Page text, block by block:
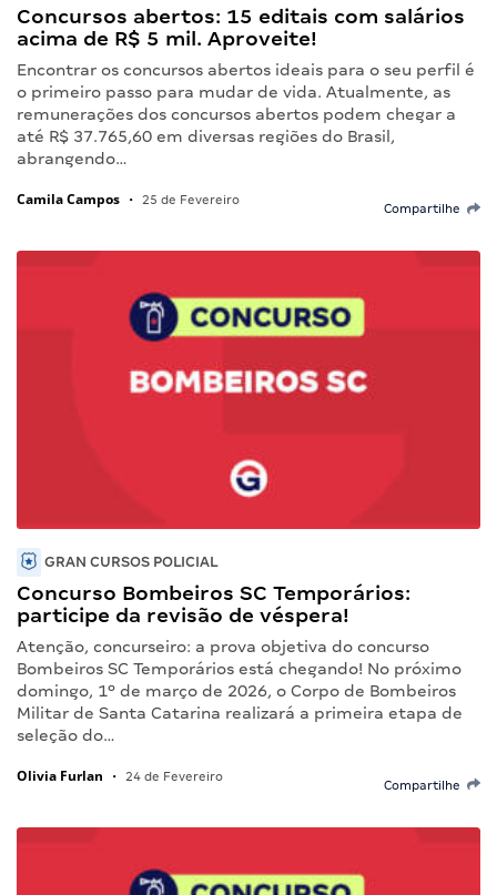
Concursos abertos: 15 editais com salários
acima de R$ 5 mil. Aproveite!
Encontrar os concursos abertos ideais para o seu perfil é
o primeiro passo para mudar de vida. Atualmente, as
remunerações dos concursos abertos podem chegar a
até R$ 37.765,60 em diversas regiões do Brasil,
abrangendo…
Camila Campos • 25 de Fevereiro
Compartilhe
GRAN CURSOS POLICIAL
Concurso Bombeiros SC Temporários:
participe da revisão de véspera!
Atenção, concurseiro: a prova objetiva do concurso
Bombeiros SC Temporários está chegando! No próximo
domingo, 1º de março de 2026, o Corpo de Bombeiros
Militar de Santa Catarina realizará a primeira etapa de
seleção do…
Olivia Furlan • 24 de Fevereiro
Compartilhe